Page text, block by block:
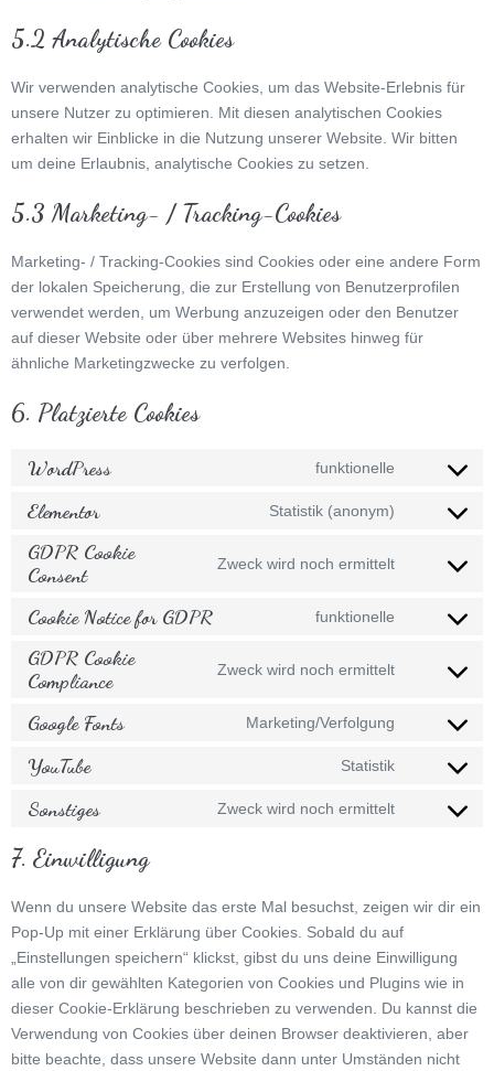
5.2 Analytische Cookies
Wir verwenden analytische Cookies, um das Website-Erlebnis für
unsere Nutzer zu optimieren. Mit diesen analytischen Cookies
erhalten wir Einblicke in die Nutzung unserer Website. Wir bitten
um deine Erlaubnis, analytische Cookies zu setzen.
5.3 Marketing- / Tracking-Cookies
Marketing- / Tracking-Cookies sind Cookies oder eine andere Form
der lokalen Speicherung, die zur Erstellung von Benutzerprofilen
verwendet werden, um Werbung anzuzeigen oder den Benutzer
auf dieser Website oder über mehrere Websites hinweg für
ähnliche Marketingzwecke zu verfolgen.
6. Platzierte Cookies
WordPress funktionelle
Consent
Elementor Statistik (anonym)
Consent
service
GDPR Cookie
Consent
Zweck wird noch ermittelt
Consent
service
cookie-
Cookie Notice for GDPR funktionelle
Consent
service
notice-
GDPR Cookie
Compliance
Zweck wird noch ermittelt
Consent
service
compliance
Google Fonts Marketing/Verfolgung
Consent
google-
YouTube Statistik
Consent
Sonstiges Zweck wird noch ermittelt
Consent
7. Einwilligung
Wenn du unsere Website das erste Mal besuchst, zeigen wir dir ein
Pop-Up mit einer Erklärung über Cookies. Sobald du auf
„Einstellungen speichern“ klickst, gibst du uns deine Einwilligung
alle von dir gewählten Kategorien von Cookies und Plugins wie in
dieser Cookie-Erklärung beschrieben zu verwenden. Du kannst die
Verwendung von Cookies über deinen Browser deaktivieren, aber
bitte beachte, dass unsere Website dann unter Umständen nicht